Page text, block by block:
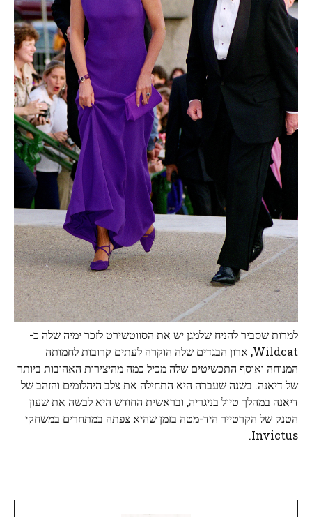
למרות שסביר להניח שלמגן יש את הסווטשירט לזכר ימיה שלה כ-
Wildcat, ארון הבגדים שלה הוקרה לעתים קרובות לחמותה
המנוחה ואוסף התכשיטים שלה מכיל כמה מהיצירות האהובות ביותר
של דיאנה. בשנה שעברה היא התחילה את צלב היהלומים והזהב של
דיאנה במהלך טיול בניגריה, ובראשית החודש היא לבשה את שעון
הטנק של הקרטייר היד-מטה בזמן שהיא צפתה במתחרים במשחקי
Invictus.